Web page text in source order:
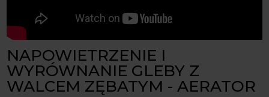
NAPOWIETRZENIE I
WYRÓWNANIE GLEBY Z
WALCEM ZĘBATYM - AERATOR